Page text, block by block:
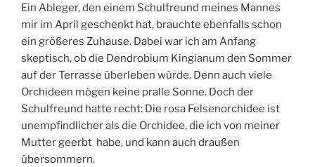
Ein Ableger, den einem Schulfreund meines Mannes
mir im April geschenkt hat, brauchte ebenfalls schon
ein größeres Zuhause. Dabei war ich am Anfang
skeptisch, ob die Dendrobium Kingianum den Sommer
auf der Terrasse überleben würde. Denn auch viele
Orchideen mögen keine pralle Sonne. Doch der
Schulfreund hatte recht: Die rosa Felsenorchidee ist
unempfindlicher als die Orchidee, die ich von meiner
Mutter geerbt habe, und kann auch draußen
übersommern.